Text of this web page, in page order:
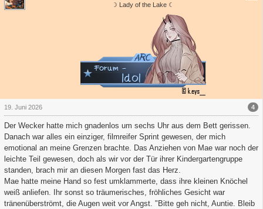
☽ Lady of the Lake ☾
4
19. Juni 2026
Der Wecker hatte mich gnadenlos um sechs Uhr aus dem Bett gerissen.
Danach war alles ein einziger, filmreifer Sprint gewesen, der mich
emotional an meine Grenzen brachte. Das Anziehen von Mae war noch der
leichte Teil gewesen, doch als wir vor der Tür ihrer Kindergartengruppe
standen, brach mir an diesen Morgen fast das Herz.
Mae hatte meine Hand so fest umklammerte, dass ihre kleinen Knöchel
weiß anliefen. Ihr sonst so träumerisches, fröhliches Gesicht war
tränenüberströmt, die Augen weit vor Angst. "Bitte geh nicht, Auntie. Bleib